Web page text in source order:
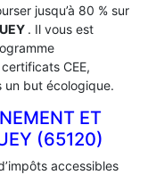
jusqu’à 80 % sur
. Il vous est
CEE,
but écologique.
ET
(65120)
accessibles